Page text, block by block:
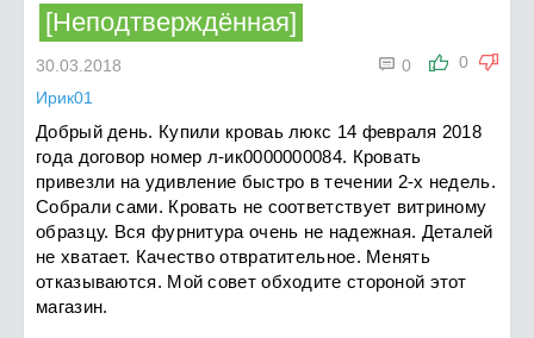
[Неподтверждённая]
0
 0
30.03.2018
Ирик01
Добрый день. Купили кроваь люкс 14 февраля 2018
года договор номер л-ик0000000084. Кровать
привезли на удивление быстро в течении 2-х недель.
Собрали сами. Кровать не соответствует витриному
образцу. Вся фурнитура очень не надежная. Деталей
не хватает. Качество отвратительное. Менять
отказываются. Мой совет обходите стороной этот
магазин.